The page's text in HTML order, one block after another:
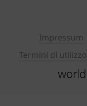
Impressum
Termini di utilizzo